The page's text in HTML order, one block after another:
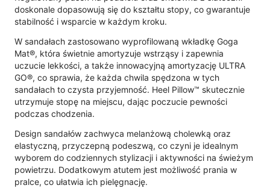
doskonale dopasowują się do kształtu stopy, co gwarantuje
stabilność i wsparcie w każdym kroku.
W sandałach zastosowano wyprofilowaną wkładkę Goga
Mat®, która świetnie amortyzuje wstrząsy i zapewnia
uczucie lekkości, a także innowacyjną amortyzację ULTRA
GO®, co sprawia, że każda chwila spędzona w tych
sandałach to czysta przyjemność. Heel Pillow™ skutecznie
utrzymuje stopę na miejscu, dając poczucie pewności
podczas chodzenia.
Design sandałów zachwyca melanżową cholewką oraz
elastyczną, przyczepną podeszwą, co czyni je idealnym
wyborem do codziennych stylizacji i aktywności na świeżym
powietrzu. Dodatkowym atutem jest możliwość prania w
pralce, co ułatwia ich pielęgnację.